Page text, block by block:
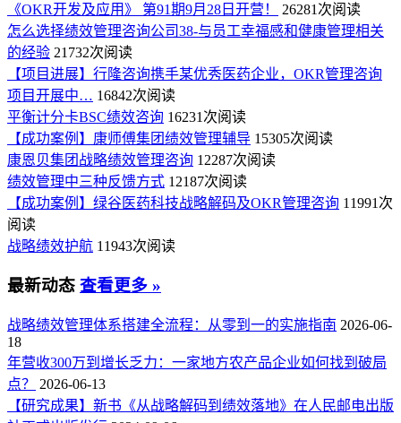
《OKR开发及应用》 第91期9月28日开营！
26281次阅读
怎么选择绩效管理咨询公司38-与员工幸福感和健康管理相关
的经验 21732次阅读
【项目进展】行隆咨询携手某优秀医药企业，OKR管理咨询
项目开展中… 16842次阅读
平衡计分卡BSC绩效咨询 16231次阅读
【成功案例】康师傅集团绩效管理辅导 15305次阅读
康恩贝集团战略绩效管理咨询 12287次阅读
绩效管理中三种反馈方式 12187次阅读
【成功案例】绿谷医药科技战略解码及OKR管理咨询 11991次
阅读
战略绩效护航 11943次阅读
最新动态 查看更多 »
战略绩效管理体系搭建全流程：从零到一的实施指南 2026-06-
18
年营收300万到增长乏力：一家地方农产品企业如何找到破局
点？
2026-06-13
【研究成果】新书《从战略解码到绩效落地》在人民邮电出版